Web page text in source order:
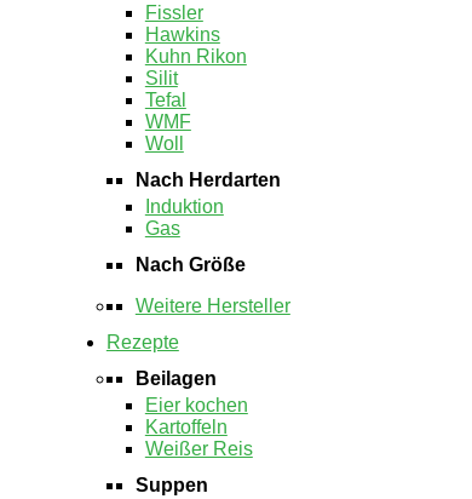
Fissler
Hawkins
Kuhn Rikon
Silit
Tefal
WMF
Woll
Nach Herdarten
Induktion
Gas
Nach Größe
Weitere Hersteller
Rezepte
Beilagen
Eier kochen
Kartoffeln
Weißer Reis
Suppen